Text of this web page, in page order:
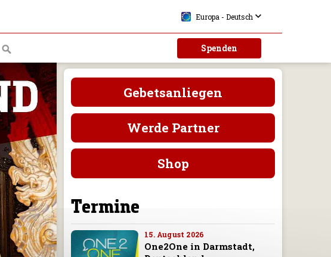
Spenden
Europa - Deutsch
Gebetsanliegen
Werde Partner
Shop
Termine
15. August 2026
One2One in Darmstadt,